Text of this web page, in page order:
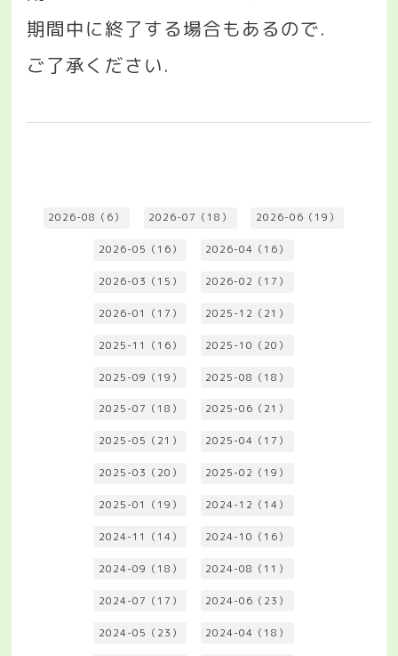
期間中に終了する場合もあるので.
ご了承ください.
2026-08（6） 2026-07（18） 2026-06（19）
2026-05（16） 2026-04（16）
2026-03（15） 2026-02（17）
2026-01（17） 2025-12（21）
2025-11（16） 2025-10（20）
2025-09（19） 2025-08（18）
2025-07（18） 2025-06（21）
2025-05（21） 2025-04（17）
2025-03（20） 2025-02（19）
2025-01（19） 2024-12（14）
2024-11（14） 2024-10（16）
2024-09（18） 2024-08（11）
2024-07（17） 2024-06（23）
2024-05（23） 2024-04（18）